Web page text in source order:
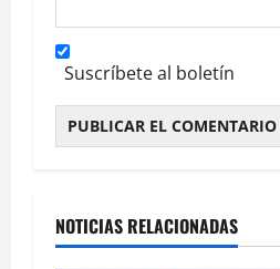
Suscríbete al boletín
NOTICIAS RELACIONADAS